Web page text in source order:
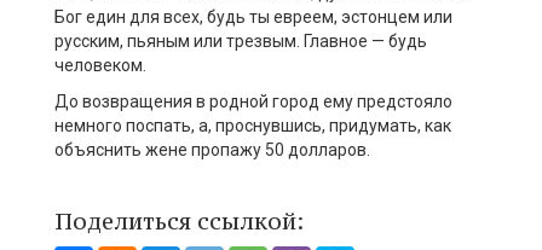
Бог един для всех, будь ты евреем, эстонцем или
русским, пьяным или трезвым. Главное — будь
человеком.
До возвращения в родной город ему предстояло
немного поспать, а, проснувшись, придумать, как
объяснить жене пропажу 50 долларов.
Поделиться ссылкой: